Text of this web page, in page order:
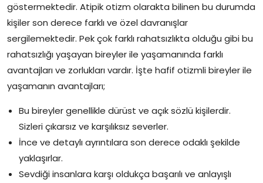
göstermektedir. Atipik otizm olarakta bilinen bu durumda
kişiler son derece farklı ve özel davranışlar
sergilemektedir. Pek çok farklı rahatsızlıkta olduğu gibi bu
rahatsızlığı yaşayan bireyler ile yaşamanında farklı
avantajları ve zorlukları vardır. İşte hafif otizmli bireyler ile
yaşamanın avantajları;
Bu bireyler genellikle dürüst ve açık sözlü kişilerdir.
Sizleri çıkarsız ve karşılıksız severler.
İnce ve detaylı ayrıntılara son derece odaklı şekilde
yaklaşırlar.
Sevdiği insanlara karşı oldukça başarılı ve anlayışlı